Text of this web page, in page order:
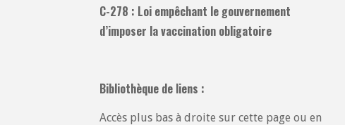
C-278 : Loi empêchant le gouvernement
d’imposer la vaccination obligatoire
Bibliothèque de liens :
Accès plus bas à droite sur cette page ou en